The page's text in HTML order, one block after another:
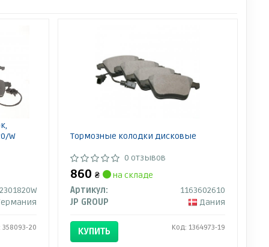
W
358093-20
Тормозные колодки дисковые
0 отзывов
860₴
на складе
Артикул:
1163602610
JP GROUP
Дания
КУПИТЬ Код: 1364973-19